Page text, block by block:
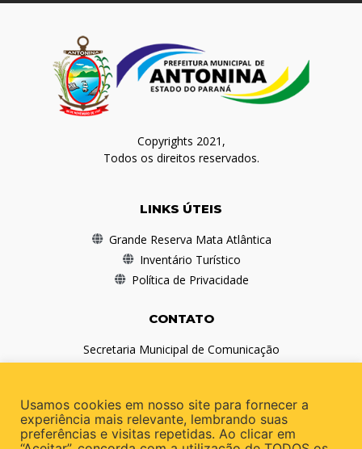
Copyrights 2021,
Todos os direitos reservados.
LINKS ÚTEIS
Grande Reserva Mata Atlântica
Inventário Turístico
Política de Privacidade
CONTATO
Secretaria Municipal de Comunicação
REDES SOCIAIS
Usamos cookies em nosso site para fornecer a
experiência mais relevante, lembrando suas
preferências e visitas repetidas. Ao clicar em